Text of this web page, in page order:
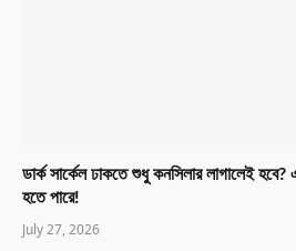
ডার্ক সার্কেল ঢাকতে শুধু কনসিলার লাগালেই
হতে পারে!
July 27, 2026